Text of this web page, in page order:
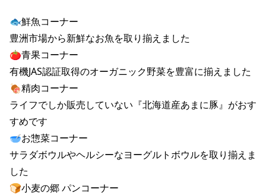
🐟鮮魚コーナー
豊洲市場から新鮮なお魚を取り揃えました
🍅青果コーナー
有機JAS認証取得のオーガニック野菜を豊富に揃えました
🍖精肉コーナー
ライフでしか販売していない『北海道産あまに豚』がおす
すめです
🥣お惣菜コーナー
サラダボウルやヘルシーなヨーグルトボウルを取り揃えま
した
🍞小麦の郷 パンコーナー